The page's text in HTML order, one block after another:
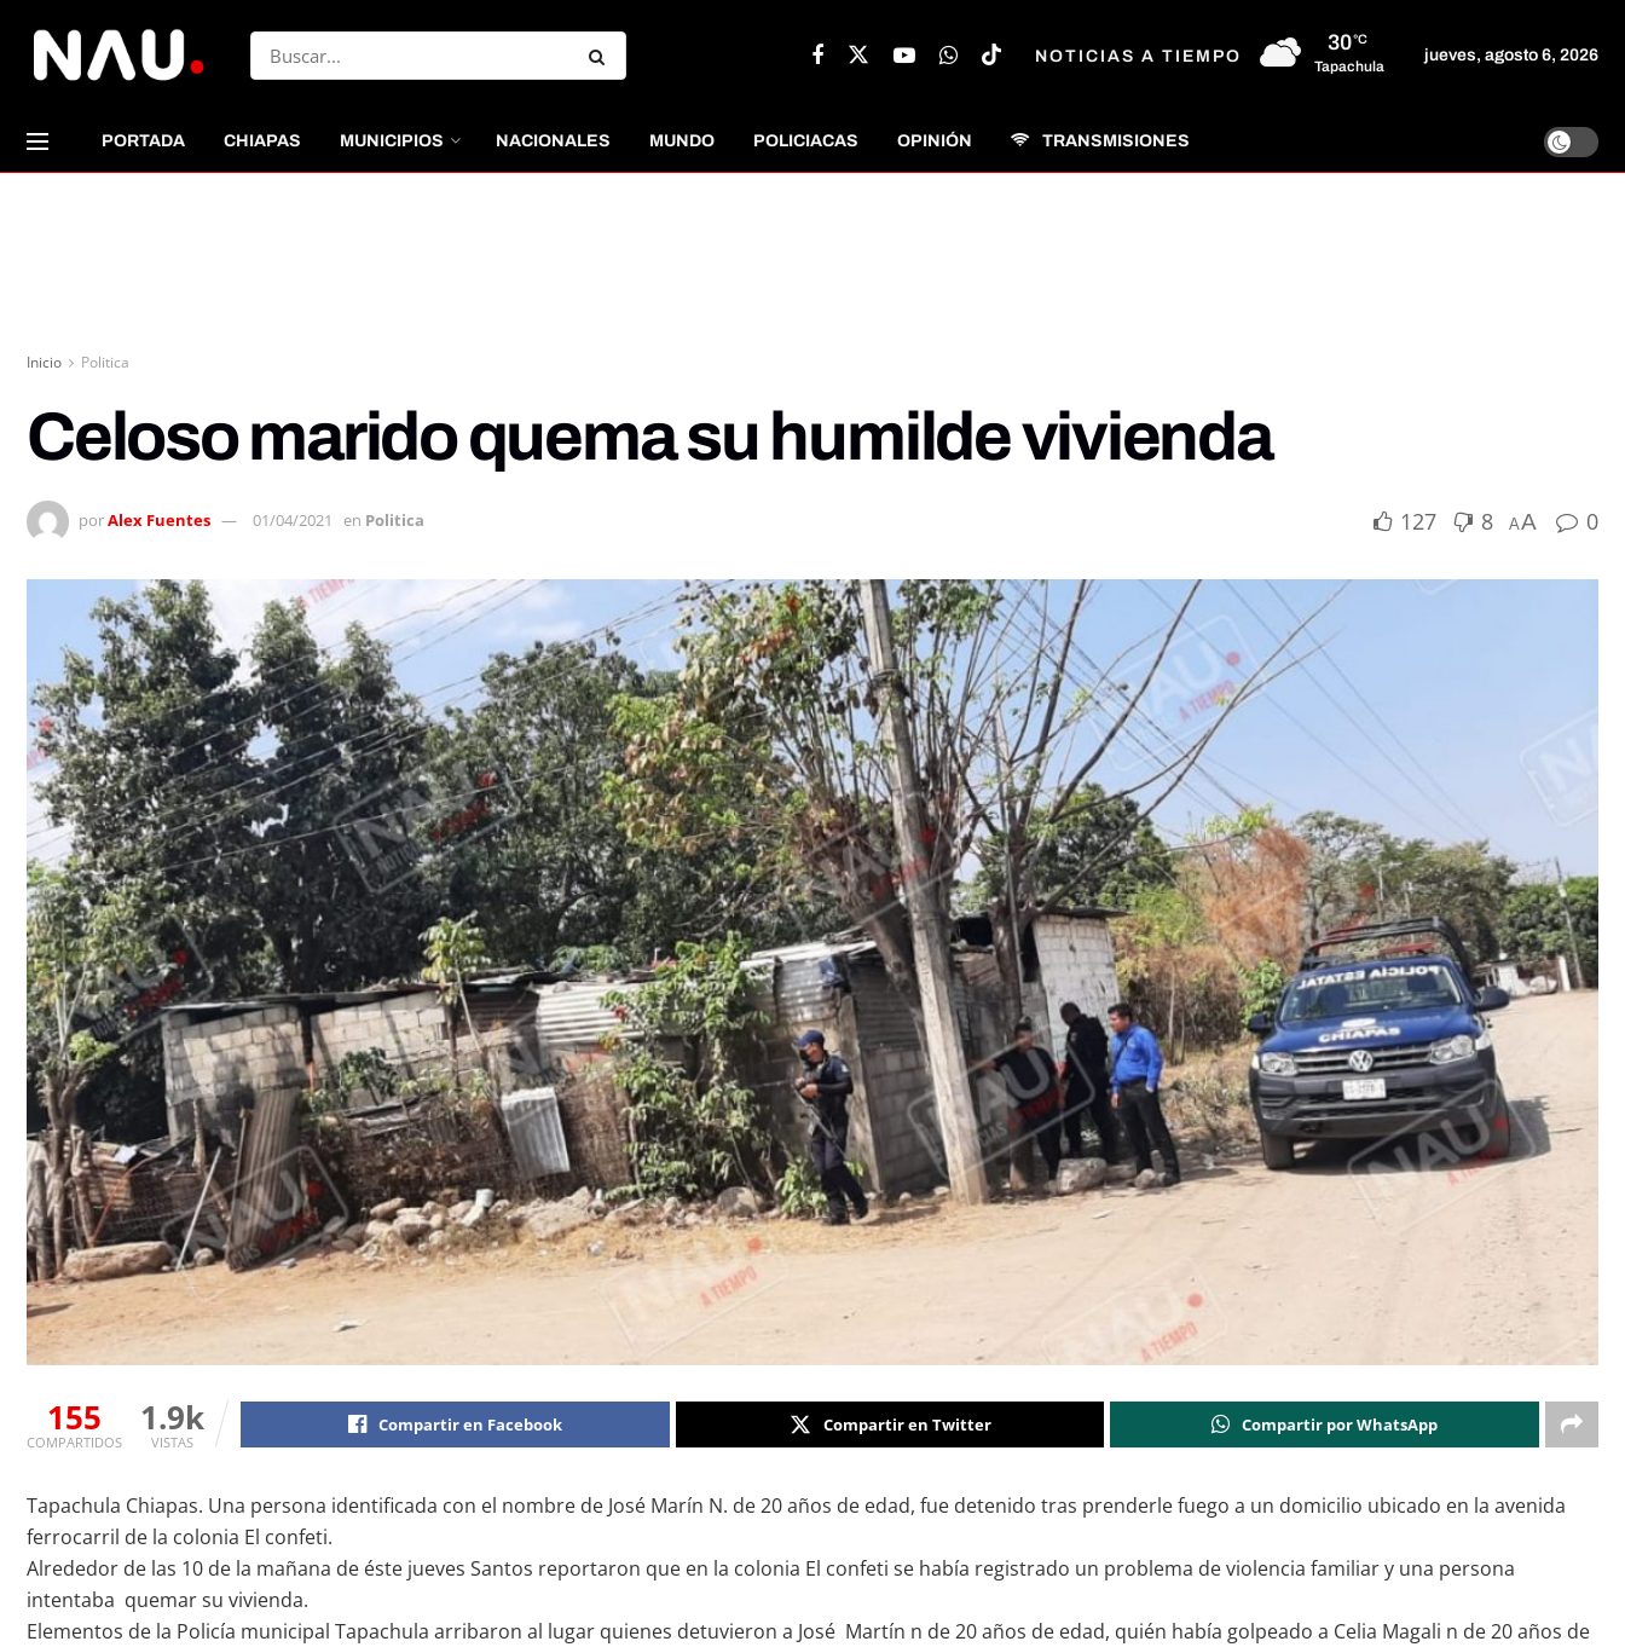
NOTICIAS A TIEMPO
30°C
Tapachula
jueves, agosto 6, 2026
PORTADA CHIAPAS MUNICIPIOS NACIONALES MUNDO POLICIACAS OPINIÓN TRANSMISIONES
Inicio Politica
Celoso marido quema su humilde vivienda
porAlex Fuentes 01/04/2021 en Politica 127 8 AA 0
155
COMPARTIDOS
1.9k
VISTAS
Compartir en Facebook Compartir en Twitter Compartir por WhatsApp
Tapachula Chiapas. Una persona identificada con el nombre de José Marín N. de 20 años de edad, fue detenido tras prenderle fuego a un domicilio ubicado en la avenida
ferrocarril de la colonia El confeti.
Alrededor de las 10 de la mañana de éste jueves Santos reportaron que en la colonia El confeti se había registrado un problema de violencia familiar y una persona
intentaba quemar su vivienda.
Elementos de la Policía municipal Tapachula arribaron al lugar quienes detuvieron a José Martín n de 20 años de edad, quién había golpeado a Celia Magali n de 20 años de